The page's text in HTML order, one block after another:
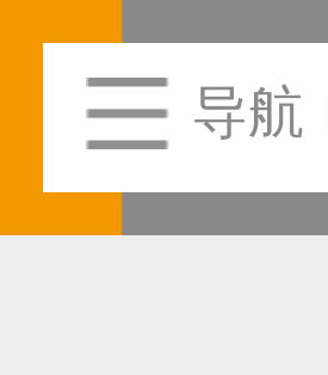
导航